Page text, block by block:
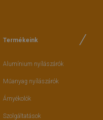
Termékeink
Alumínium nyílászárók
Műanyag nyílászárók
Árnyékolók
Szolgáltatások